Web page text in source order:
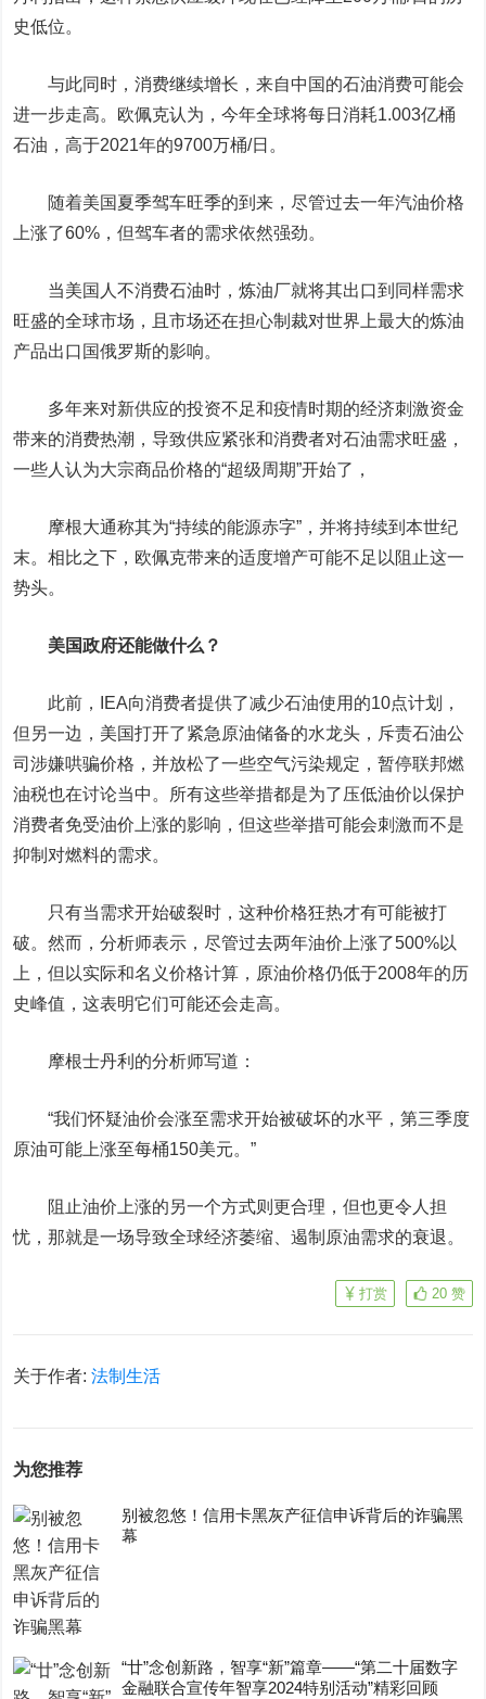
史低位。
与此同时，消费继续增长，来自中国的石油消费可能会
进一步走高。欧佩克认为，今年全球将每日消耗1.003亿桶
石油，高于2021年的9700万桶/日。
随着美国夏季驾车旺季的到来，尽管过去一年汽油价格
上涨了60%，但驾车者的需求依然强劲。
当美国人不消费石油时，炼油厂就将其出口到同样需求
旺盛的全球市场，且市场还在担心制裁对世界上最大的炼油
产品出口国俄罗斯的影响。
多年来对新供应的投资不足和疫情时期的经济刺激资金
带来的消费热潮，导致供应紧张和消费者对石油需求旺盛，
一些人认为大宗商品价格的“超级周期”开始了，
摩根大通称其为“持续的能源赤字”，并将持续到本世纪
末。相比之下，欧佩克带来的适度增产可能不足以阻止这一
势头。
美国政府还能做什么？
此前，IEA向消费者提供了减少石油使用的10点计划，
但另一边，美国打开了紧急原油储备的水龙头，斥责石油公
司涉嫌哄骗价格，并放松了一些空气污染规定，暂停联邦燃
油税也在讨论当中。所有这些举措都是为了压低油价以保护
消费者免受油价上涨的影响，但这些举措可能会刺激而不是
抑制对燃料的需求。
只有当需求开始破裂时，这种价格狂热才有可能被打
破。然而，分析师表示，尽管过去两年油价上涨了500%以
上，但以实际和名义价格计算，原油价格仍低于2008年的历
史峰值，这表明它们可能还会走高。
摩根士丹利的分析师写道：
“我们怀疑油价会涨至需求开始被破坏的水平，第三季度
原油可能上涨至每桶150美元。”
阻止油价上涨的另一个方式则更合理，但也更令人担
忧，那就是一场导致全球经济萎缩、遏制原油需求的衰退。
20 赞
打赏
关于作者:法制生活
为您推荐
别被忽悠！信用卡黑灰产征信申诉背后的诈骗黑
幕
“廿”念创新路，智享“新”篇章——“第二十届数字
金融联合宣传年智享2024特别活动”精彩回顾